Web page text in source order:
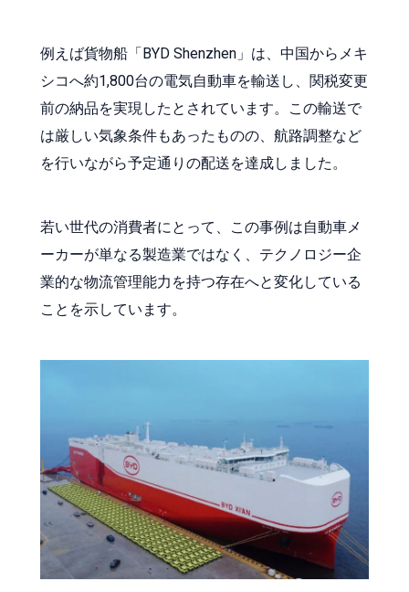
例えば貨物船「BYD Shenzhen」は、中国からメキ
シコへ約1,800台の電気自動車を輸送し、関税変更
前の納品を実現したとされています。この輸送で
は厳しい気象条件もあったものの、航路調整など
を行いながら予定通りの配送を達成しました。
若い世代の消費者にとって、この事例は自動車メ
ーカーが単なる製造業ではなく、テクノロジー企
業的な物流管理能力を持つ存在へと変化している
ことを示しています。